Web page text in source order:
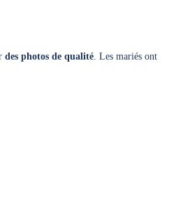
des photos de qualité. Les mariés ont